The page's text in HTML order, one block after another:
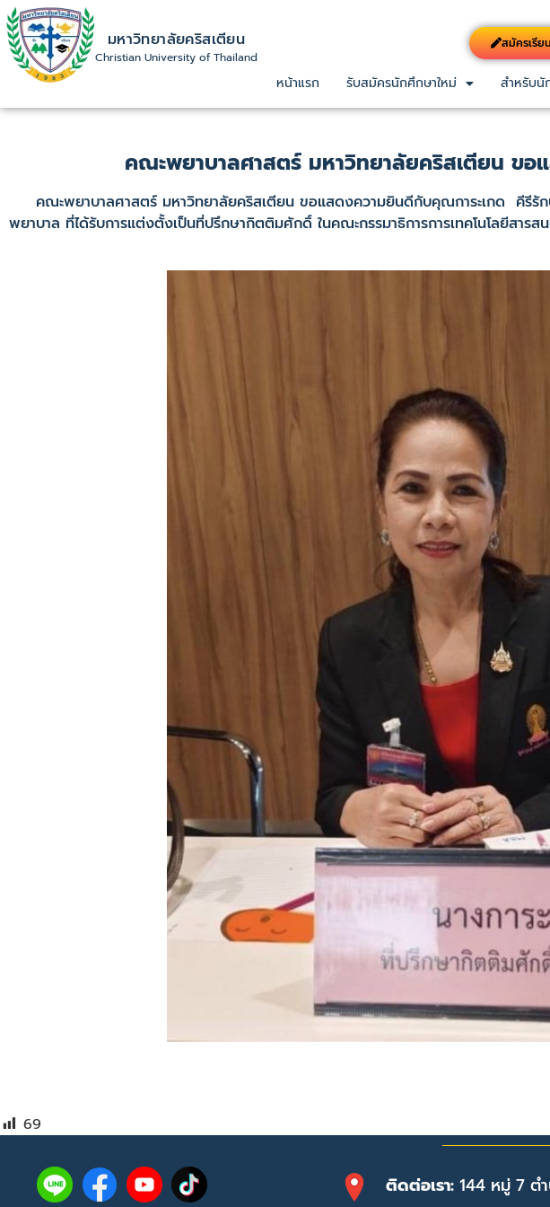
มหาวิทยาลัยคริสเตียน
Christian University of Thailand
สมัครเรีย
หน้าแรก รับสมัครนักศึกษาใหม่ สำหรับนั
คณะพยาบาลศาสตร์ มหาวิทยาลัยคริสเตียน ข
คณะพยาบาลศาสตร์ มหาวิทยาลัยคริสเตียน ขอแสดงความยินดีกับคุณการะเกด คีรีรัก
พยาบาล ที่ได้รับการแต่งตั้งเป็นที่ปรึกษากิตติมศักดิ์ ในคณะกรรมาธิการการเทคโนโลยีสาร
69
ติดต่อเรา:144 หมู่ 7 ต